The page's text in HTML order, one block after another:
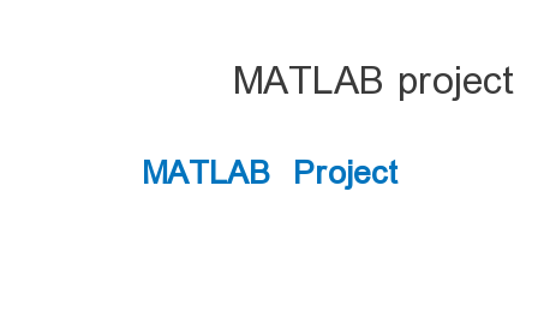
MATLAB project
MATLAB Project